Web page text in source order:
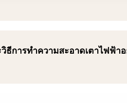
ธีการทำความสะอาดเตาไฟฟ้